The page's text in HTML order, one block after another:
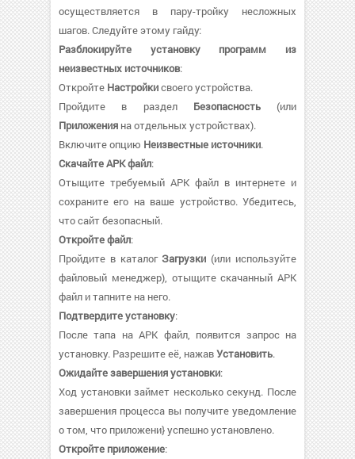
осуществляется в пару-тройку несложных
шагов. Следуйте этому гайду:
Разблокируйте установку программ из
неизвестных источников:
Откройте Настройкисвоего устройства.
Пройдите в раздел Безопасность(или
Приложения на отдельных устройствах).
Включите опцию Неизвестные источники.
Скачайте APK файл:
Отыщите требуемый APK файл в интернете и
сохраните его на ваше устройство. Убедитесь,
что сайт безопасный.
Откройте файл:
Пройдите в каталогЗагрузки (или используйте
файловый менеджер), отыщите скачанный APK
файл и тапните на него.
Подтвердите установку:
После тапа на APK файл, появится запрос на
установку. Разрешите её, нажавУстановить.
Ожидайте завершения установки:
Ход установки займет несколько секунд. После
завершения процесса вы получите уведомление
о том, что приложени} успешно установлено.
Откройте приложение: